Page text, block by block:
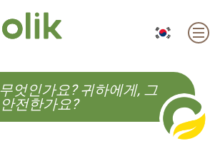
EN ES CS KO
엇인가요? 귀하에게, 그
전한가요?